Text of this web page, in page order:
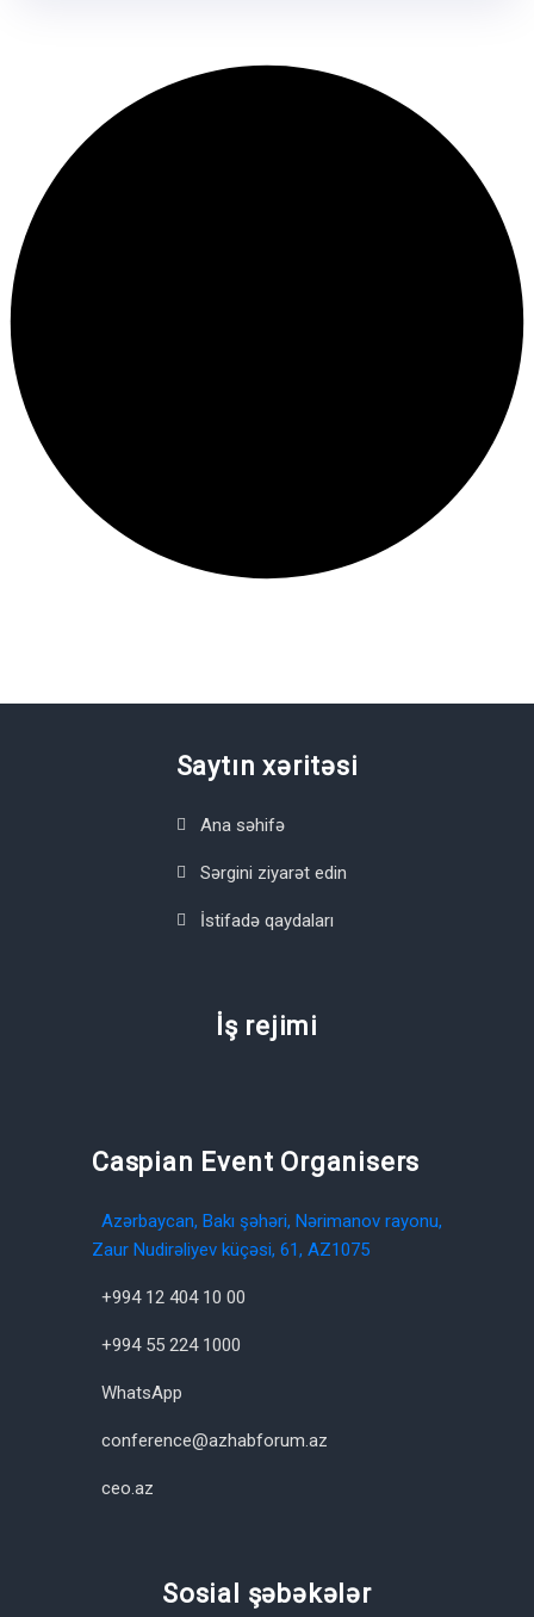
Saytın xəritəsi
Ana səhifə
Sərgini ziyarət edin
İstifadə qaydaları
İş rejimi
Caspian Event Organisers
Azərbaycan, Bakı şəhəri, Nərimanov rayonu,
Zaur Nudirəliyev küçəsi, 61, AZ1075
+994 12 404 10 00
+994 55 224 1000
WhatsApp
conference@azhabforum.az
ceo.az
Sosial şəbəkələr